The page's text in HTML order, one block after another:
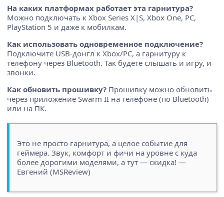
На каких платформах работает эта гарнитура?
Можно подключать к Xbox Series X|S, Xbox One, PC,
PlayStation 5 и даже к мобилкам.
Как использовать одновременное подключение?
Подключите USB-донгл к Xbox/PC, а гарнитуру к
телефону через Bluetooth. Так будете слышать и игру, и
звонки.
Как обновить прошивку? Прошивку можно обновить
через приложение Swarm II на телефоне (по Bluetooth)
или на ПК.
Это не просто гарнитура, а целое событие для
геймера. Звук, комфорт и фичи на уровне с куда
более дорогими моделями, а тут — скидка! —
Евгений (MSReview)